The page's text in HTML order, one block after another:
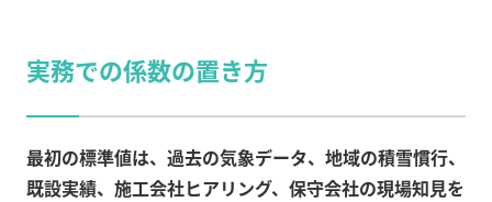
実務での係数の置き方
最初の標準値は、過去の気象データ、地域の積雪慣行、
既設実績、施工会社ヒアリング、保守会社の現場知見を